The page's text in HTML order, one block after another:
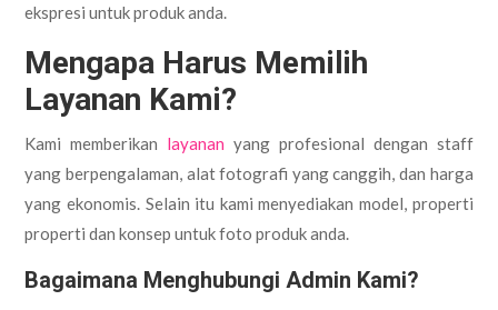
ekspresi untuk produk anda.
Mengapa Harus Memilih
Layanan Kami?
Kami memberikan layanan yang profesional dengan staff
yang berpengalaman, alat fotografi yang canggih, dan harga
yang ekonomis. Selain itu kami menyediakan model, properti
properti dan konsep untuk foto produk anda.
Bagaimana Menghubungi Admin Kami?